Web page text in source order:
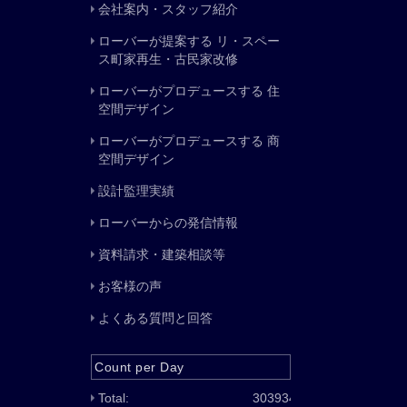
会社案内・スタッフ紹介
ローバーが提案する リ・スペー
ス町家再生・古民家改修
ローバーがプロデュースする 住
空間デザイン
ローバーがプロデュースする 商
空間デザイン
設計監理実績
ローバーからの発信情報
資料請求・建築相談等
お客様の声
よくある質問と回答
Count per Day
303934
Total: